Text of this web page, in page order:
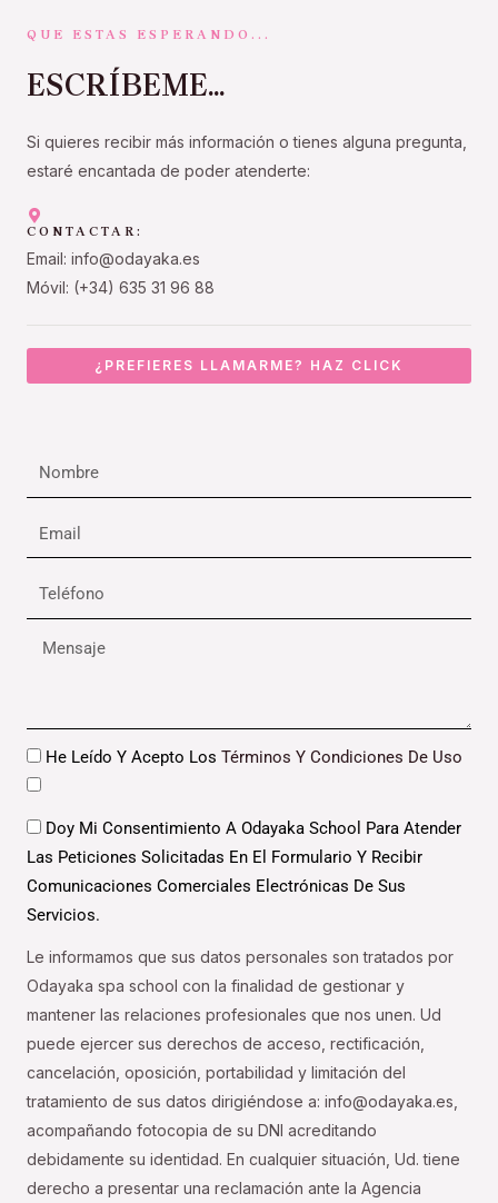
QUE ESTAS ESPERANDO...
ESCRÍBEME...
Si quieres recibir más información o tienes alguna pregunta,
estaré encantada de poder atenderte:
CONTACTAR:
Email: info@odayaka.es
Móvil: (+34) 635 31 96 88
¿PREFIERES LLAMARME? HAZ CLICK
Nombre
Email
Teléfono
Mensaje
DatosHe Leído Y Acepto Los Términos Y Condiciones De Uso
DatosDoy Mi Consentimiento A Odayaka School Para Atender
Las Peticiones Solicitadas En El Formulario Y Recibir
Comunicaciones Comerciales Electrónicas De Sus
Servicios.
Le informamos que sus datos personales son tratados por
Odayaka spa school con la finalidad de gestionar y
mantener las relaciones profesionales que nos unen. Ud
puede ejercer sus derechos de acceso, rectificación,
cancelación, oposición, portabilidad y limitación del
tratamiento de sus datos dirigiéndose a: info@odayaka.es,
acompañando fotocopia de su DNI acreditando
debidamente su identidad. En cualquier situación, Ud. tiene
derecho a presentar una reclamación ante la Agencia